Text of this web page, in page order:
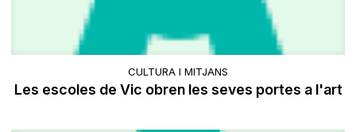
CULTURA I MITJANS
Les escoles de Vic obren les seves portes a l'art